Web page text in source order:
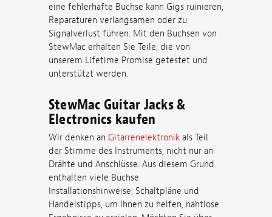
eine fehlerhafte Buchse kann Gigs ruinieren,
Reparaturen verlangsamen oder zu
Signalverlust führen. Mit den Buchsen von
StewMac erhalten Sie Teile, die von
unserem Lifetime Promise getestet und
unterstützt werden.
StewMac Guitar Jacks &
Electronics kaufen
Wir denken an Gitarrenelektronik als Teil
der Stimme des Instruments, nicht nur an
Drähte und Anschlüsse. Aus diesem Grund
enthalten viele Buchse
Installationshinweise, Schaltpläne und
Handelstipps, um Ihnen zu helfen, nahtlose